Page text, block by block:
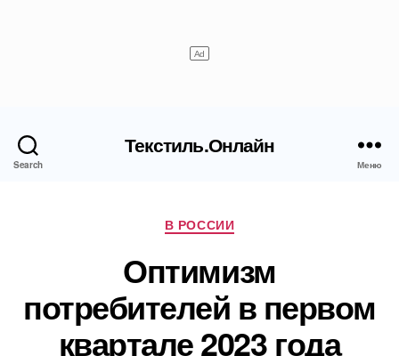
Search
Текстиль.Онлайн
Меню
Рубрики
В РОССИИ
Оптимизм
потребителей в первом
квартале 2023 года